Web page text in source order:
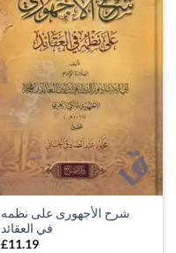
شرح الأجهورى على نظمه
في العقائد
£11.19